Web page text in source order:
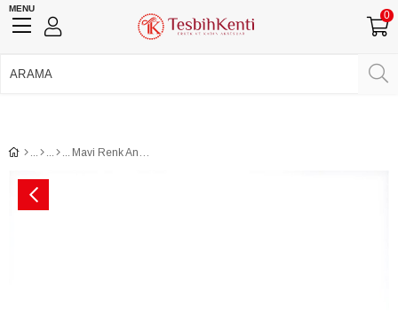
MENU
0
Mavi Renk Anahtarlık